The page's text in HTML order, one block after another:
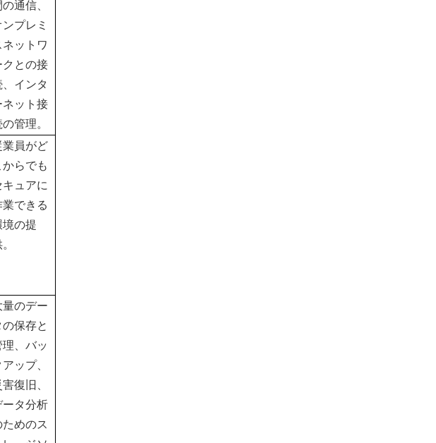
の通信、
ンプレミ
ネットワ
クとの接
、インタ
ネット接
管理。
業員がど
からでも
キュアに
業できる
境の提
量のデー
の保存と
理、バッ
アップ、
害復旧、
ータ分析
ためのス